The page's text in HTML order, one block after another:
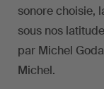
sonore choisie,
sous nos
par Michel
Michel.